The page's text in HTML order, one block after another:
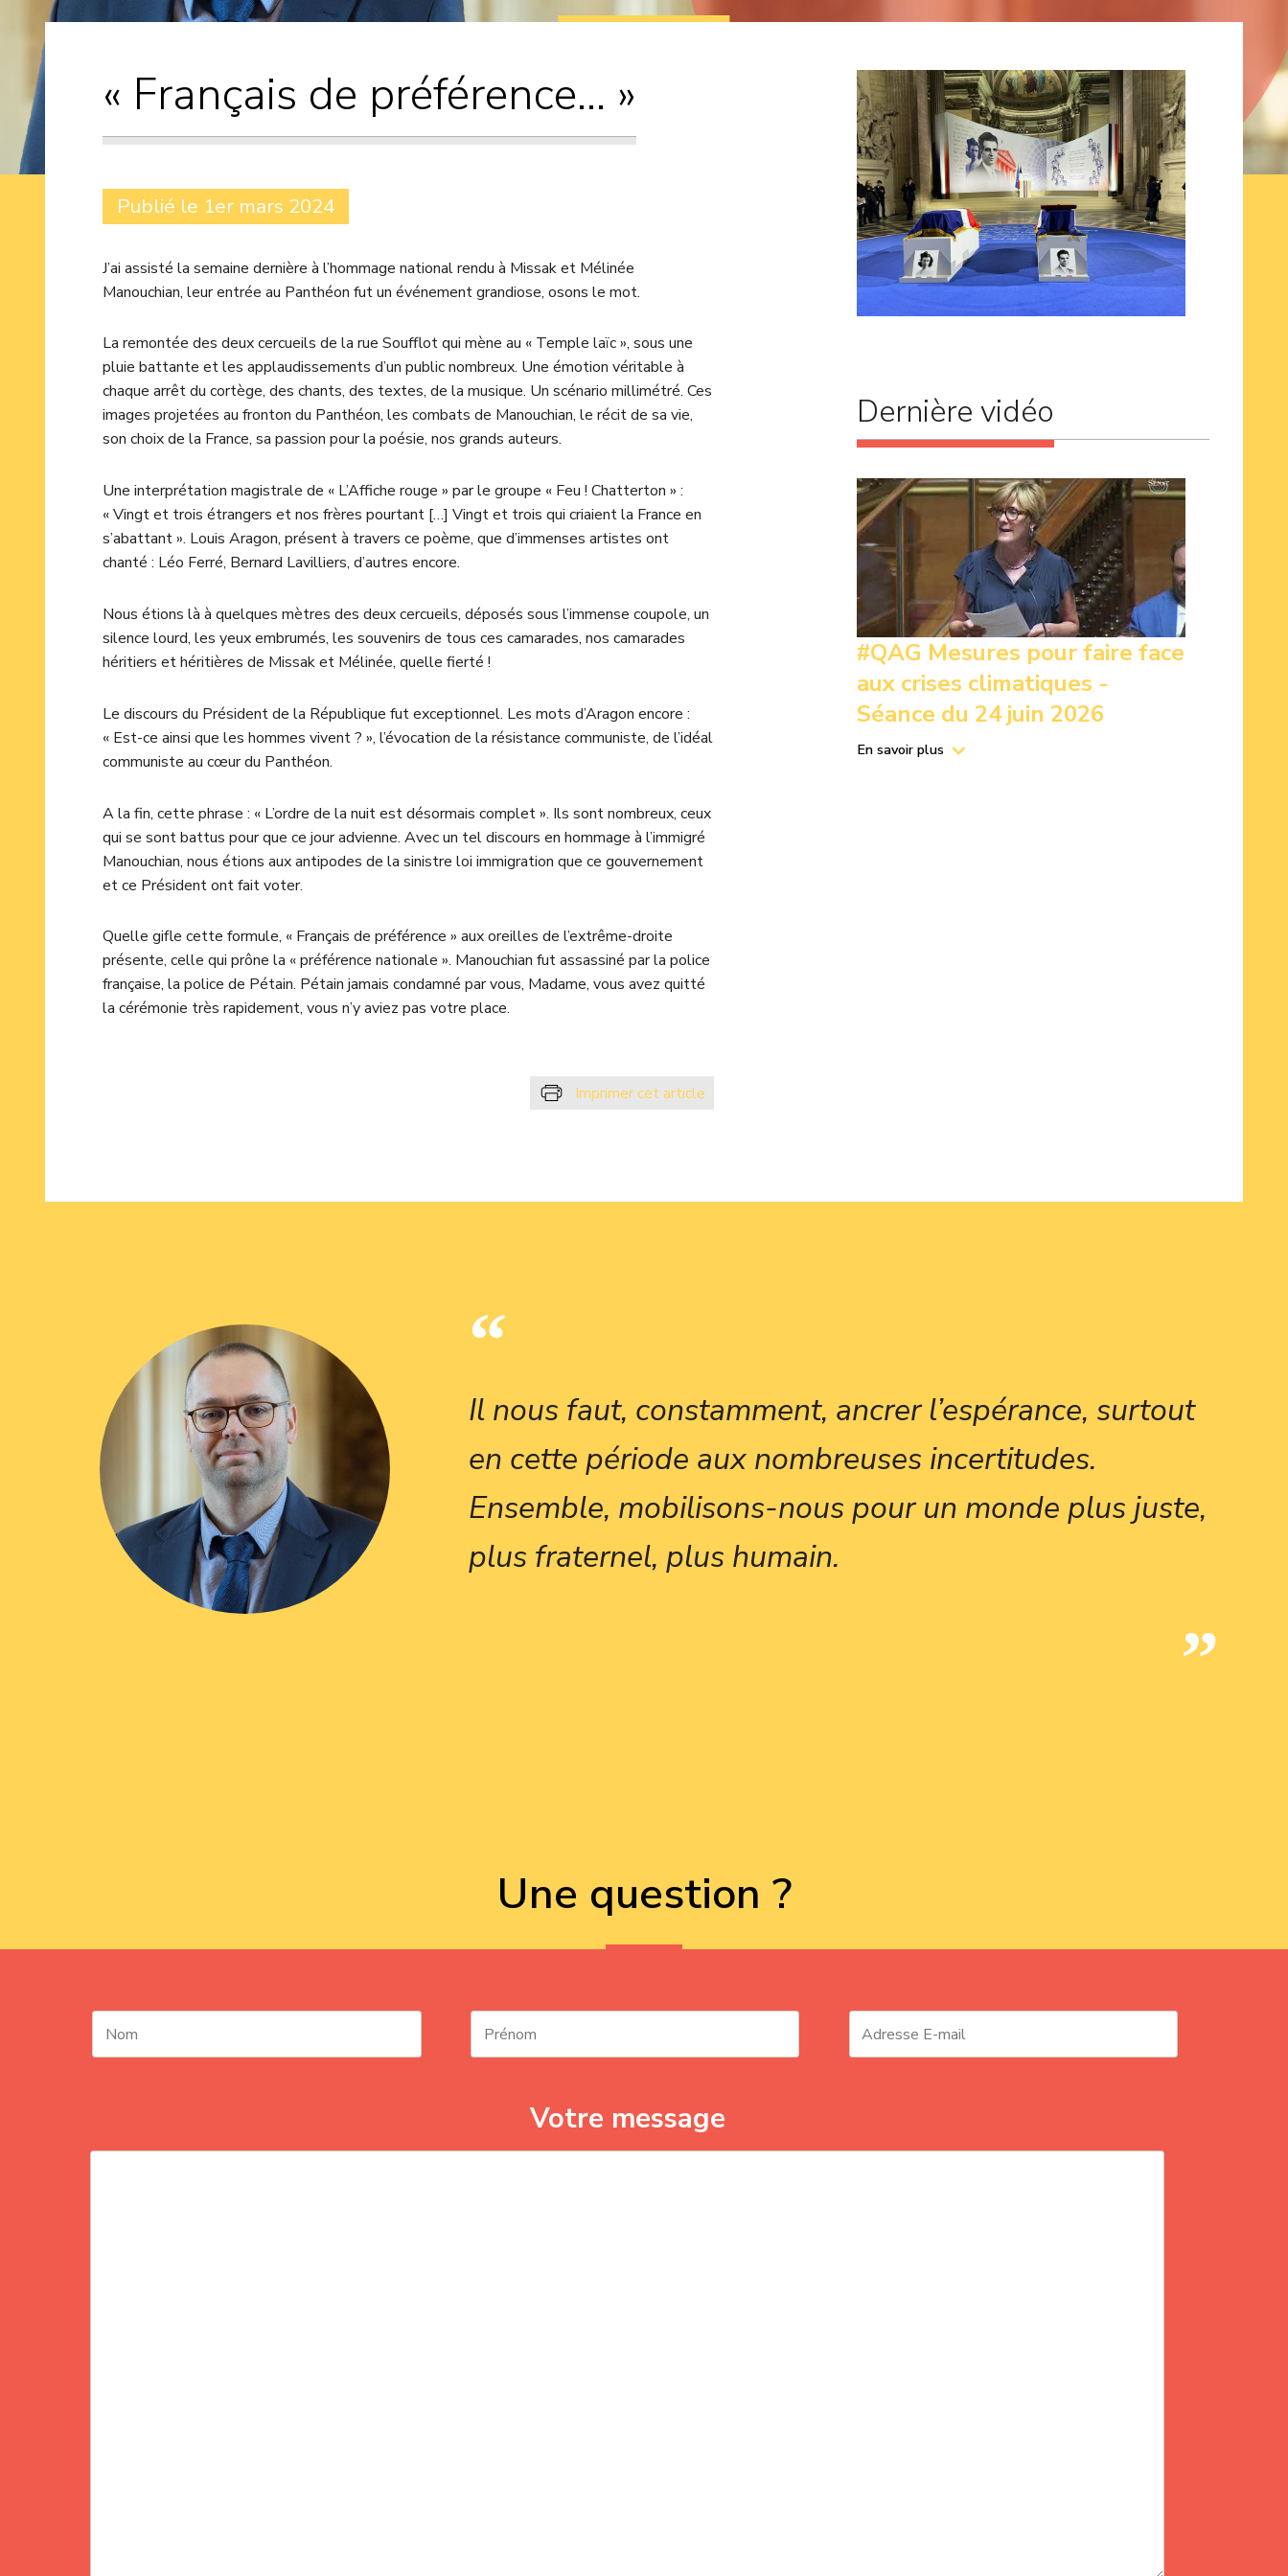
« Français de préférence… »
Publié le 1er mars 2024
J’ai assisté la semaine dernière à l’hommage national rendu à Missak et Mélinée
Manouchian, leur entrée au Panthéon fut un événement grandiose, osons le mot.
La remontée des deux cercueils de la rue Soufflot qui mène au « Temple laïc », sous une
pluie battante et les applaudissements d’un public nombreux. Une émotion véritable à
chaque arrêt du cortège, des chants, des textes, de la musique. Un scénario millimétré. Ces
images projetées au fronton du Panthéon, les combats de Manouchian, le récit de sa vie,
son choix de la France, sa passion pour la poésie, nos grands auteurs.
Une interprétation magistrale de « L’Affiche rouge » par le groupe « Feu ! Chatterton » :
« Vingt et trois étrangers et nos frères pourtant […] Vingt et trois qui criaient la France en
s’abattant ». Louis Aragon, présent à travers ce poème, que d’immenses artistes ont
chanté : Léo Ferré, Bernard Lavilliers, d’autres encore.
Nous étions là à quelques mètres des deux cercueils, déposés sous l’immense coupole, un
silence lourd, les yeux embrumés, les souvenirs de tous ces camarades, nos camarades
héritiers et héritières de Missak et Mélinée, quelle fierté !
Le discours du Président de la République fut exceptionnel. Les mots d’Aragon encore :
« Est-ce ainsi que les hommes vivent ? », l’évocation de la résistance communiste, de l’idéal
communiste au cœur du Panthéon.
A la fin, cette phrase : « L’ordre de la nuit est désormais complet ». Ils sont nombreux, ceux
qui se sont battus pour que ce jour advienne. Avec un tel discours en hommage à l’immigré
Manouchian, nous étions aux antipodes de la sinistre loi immigration que ce gouvernement
et ce Président ont fait voter.
Quelle gifle cette formule, « Français de préférence » aux oreilles de l’extrême-droite
présente, celle qui prône la « préférence nationale ». Manouchian fut assassiné par la police
française, la police de Pétain. Pétain jamais condamné par vous, Madame, vous avez quitté
la cérémonie très rapidement, vous n’y aviez pas votre place.
Imprimer cet article
Dernière vidéo
#QAG Mesures pour faire face
aux crises climatiques -
Séance du 24 juin 2026
En savoir plus
Il nous faut, constamment, ancrer l’espérance, surtout
en cette période aux nombreuses incertitudes.
Ensemble, mobilisons-nous pour un monde plus juste,
plus fraternel, plus humain.
Une question ?
Votre message